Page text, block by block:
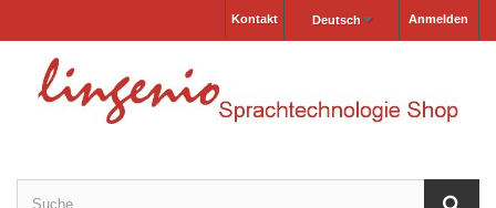
Anmelden
Deutsch
Kontakt